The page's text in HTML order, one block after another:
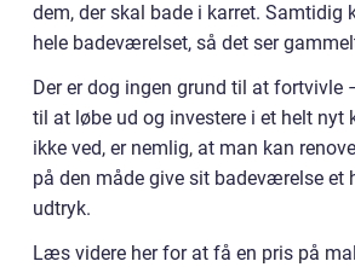
dem, der skal bade i karret.
hele badeværelset, så det ser
Der er dog ingen grund til at fortvivle
til at løbe ud og investere i et helt nyt
ikke ved, er nemlig, at man kan
på den måde give sit badeværelse et
udtryk.
Læs videre her for at få en pris på